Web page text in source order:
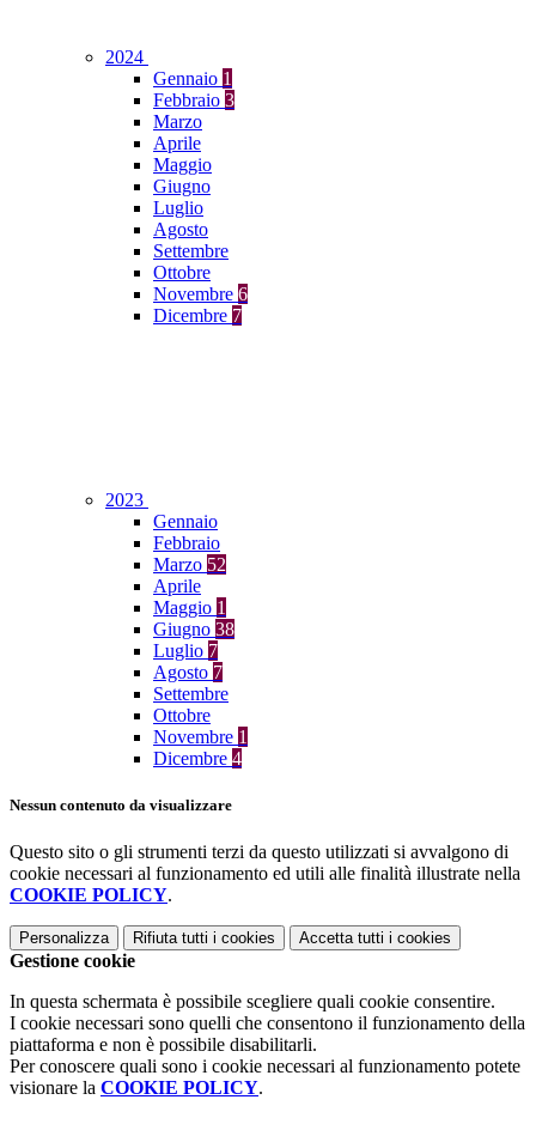
2024
Gennaio 1
Febbraio 3
Marzo
Aprile
Maggio
Giugno
Luglio
Agosto
Settembre
Ottobre
Novembre 6
Dicembre 7
2023
Gennaio
Febbraio
Marzo 52
Aprile
Maggio 1
Giugno 38
Luglio 7
Agosto 7
Settembre
Ottobre
Novembre 1
Dicembre 4
Nessun contenuto da visualizzare
Questo sito o gli strumenti terzi da questo utilizzati si avvalgono di
cookie necessari al funzionamento ed utili alle finalità illustrate nella
COOKIE POLICY.
Personalizza Rifiuta tutti i cookies Accetta tutti i cookies
Gestione cookie
In questa schermata è possibile scegliere quali cookie consentire.
I cookie necessari sono quelli che consentono il funzionamento della
piattaforma e non è possibile disabilitarli.
Per conoscere quali sono i cookie necessari al funzionamento potete
visionare la COOKIE POLICY.